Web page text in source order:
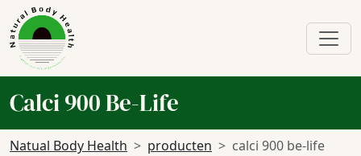
Calci 900 Be-Life
Natual Body Health producten calci 900 be-life